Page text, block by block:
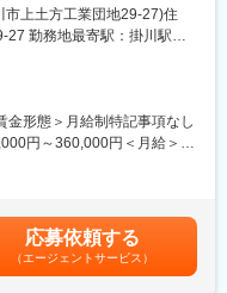
ィクス（MI）・LA（ラボオ
めており、IT部門（イメー
接しているためデータサイ
ローチも可能です。
手当、転勤別居手当、交通
幅広い経験をしながら自分
当社にて、静岡工場の医薬
きます。
録書の作成
料の試験
いただきます。ご経験や希
のキャリアアップも可能で
市上土方工業団地29-27)住
勤務地最寄駅：掛川駅線
囲：会社の定める事業所
金形態＞月給制特記事項なし
円～360,000円＜月給＞
ります。月給(月額)は固定手
応募依頼する
（エージェントサービス）